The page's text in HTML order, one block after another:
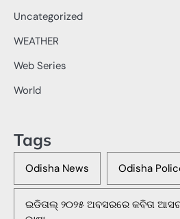
Uncategorized
WEATHER
Web Series
World
Tags
Odisha News Odisha
ଇଡିତାଲ୍ ୨୦୨୫ ଅବସରରେ କବିତା